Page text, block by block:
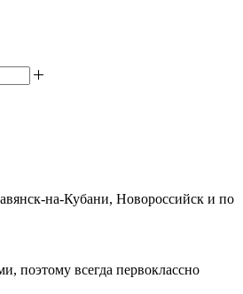
на-Кубани, Новороссийск и по
поэтому всегда первоклассно